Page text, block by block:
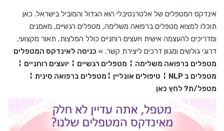
אינדקס המטפלים של אלטרנטיבלי הוא הגדול והמוביל בישראל. כאן
תוכלו למצוא מטפלים ברפואה משלימה, מטפלים רגשיים, מאמנים
ומדריכים להעצמה אישית ויועצים רוחניים כולל המלצות, תאור מקצועי,
דרוגי גולשים ומגוון דרכים ליצירת קשר. » כניסה לאינדקס המטפלים
מטפלים ברפואה משלימה ¦ מטפלים רגשיים ¦ יועצים רוחניים ¦
מטפלים ב NLP
¦ טיפולים אונליין ¦ מטפלים ברפואה סינית ¦
מטפל/ת? לחץ כאן